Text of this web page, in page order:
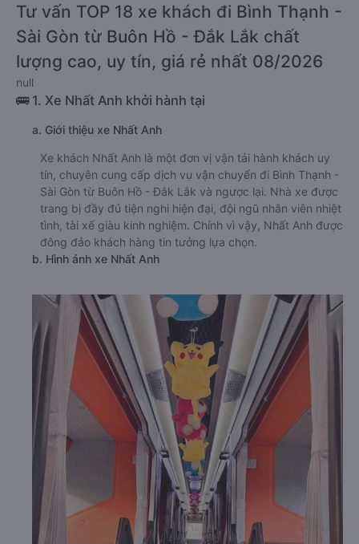
Tư vấn TOP 18 xe khách đi Bình Thạnh -
Sài Gòn từ Buôn Hồ - Đắk Lắk chất
lượng cao, uy tín, giá rẻ nhất 08/2026
null
🚌 1. Xe Nhất Anh khởi hành tại
a. Giới thiệu xe Nhất Anh
Xe khách Nhất Anh là một đơn vị vận tải hành khách uy
tín, chuyên cung cấp dịch vụ vận chuyển đi Bình Thạnh -
Sài Gòn từ Buôn Hồ - Đắk Lắk và ngược lại. Nhà xe được
trang bị đầy đủ tiện nghi hiện đại, đội ngũ nhân viên nhiệt
tình, tài xế giàu kinh nghiệm. Chính vì vậy, Nhất Anh được
đông đảo khách hàng tin tưởng lựa chọn.
b. Hình ảnh xe Nhất Anh